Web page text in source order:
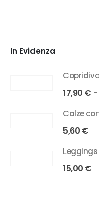
In Evidenza
17,90 € -
5,60 €
15,00 €